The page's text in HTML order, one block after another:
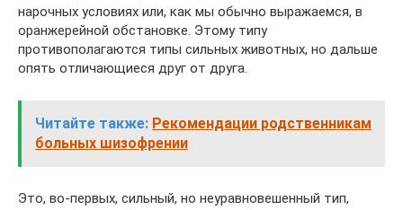
нарочных условиях или, как мы обычно выражаемся, в
оранжерейной обстановке. Этому типу
противополагаются типы сильных животных, но дальше
опять отличающиеся друг от друга.
Читайте также: Рекомендации родственникам
больных шизофрении
Это, во-первых, сильный, но неуравновешенный тип,